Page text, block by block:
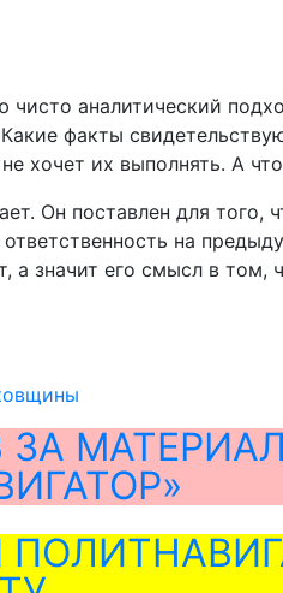
аналитический
факты
хочет их выполнять. А
Он поставлен для того,
на
а значит его смысл в